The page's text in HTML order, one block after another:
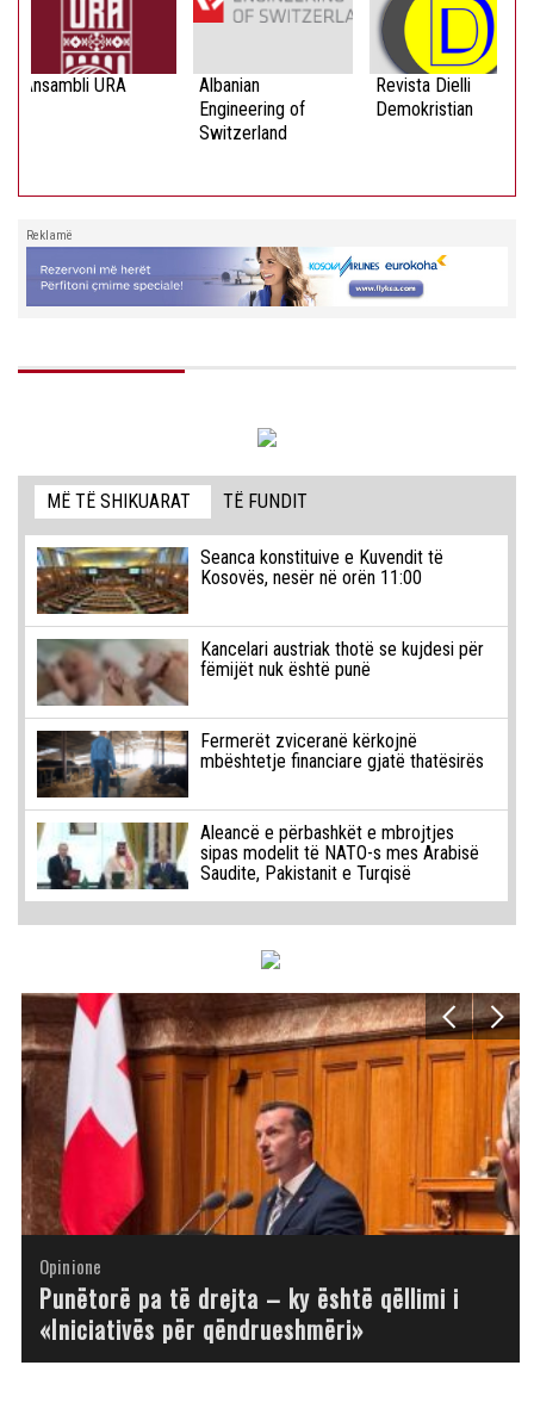
Ansambli URA
Albanian
Engineering of
Switzerland
Revista Dielli
Demokristian
Reklamë
MË TË SHIKUARAT TË FUNDIT
Seanca konstituive e Kuvendit të
Kosovës, nesër në orën 11:00
Kancelari austriak thotë se kujdesi për
fëmijët nuk është punë
Fermerët zviceranë kërkojnë
mbështetje financiare gjatë thatësirës
Aleancë e përbashkët e mbrojtjes
sipas modelit të NATO-s mes Arabisë
Saudite, Pakistanit e Turqisë
Opinione
Opinione
Punëtorë pa të drejta – ky është qëllimi i
«Iniciativës për qëndrueshmëri»
Opinione
Opinione
Opinione
Opinione
Opinione
Opinione